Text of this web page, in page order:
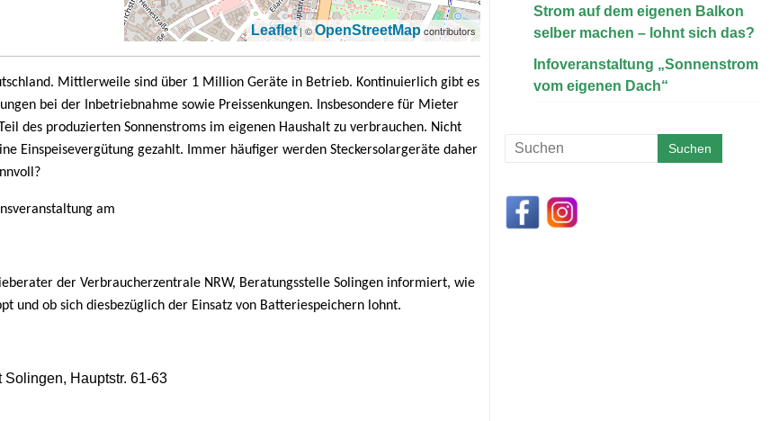
Leaflet| ©OpenStreetMapcontributors
Mittlerweile sind über 1 Million Geräte in Betrieb. Kontinuierlich gibt es
bei der Inbetriebnahme sowie Preissenkungen. Insbesondere für Mieter
des produzierten Sonnenstroms im eigenen Haushalt zu verbrauchen. Nicht
Einspeisevergütung gezahlt. Immer häufiger werden Steckersolargeräte daher
am
der Verbraucherzentrale NRW, Beratungsstelle Solingen informiert, wie
und ob sich diesbezüglich der Einsatz von Batteriespeichern lohnt.
Solingen, Hauptstr. 61-63
Strom auf dem eigenen Balkon
selber machen – lohnt sich das?
Infoveranstaltung „Sonnenstrom
vom eigenen Dach“